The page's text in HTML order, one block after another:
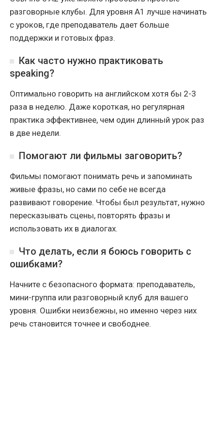
разговорные клубы. Для уровня A1 лучше начинать
с уроков, где преподаватель дает больше
поддержки и готовых фраз.
Как часто нужно практиковать
speaking?
Оптимально говорить на английском хотя бы 2-3
раза в неделю. Даже короткая, но регулярная
практика эффективнее, чем один длинный урок раз
в две недели.
Помогают ли фильмы заговорить?
Фильмы помогают понимать речь и запоминать
живые фразы, но сами по себе не всегда
развивают говорение. Чтобы был результат, нужно
пересказывать сцены, повторять фразы и
использовать их в диалогах.
Что делать, если я боюсь говорить с
ошибками?
Начните с безопасного формата: преподаватель,
мини-группа или разговорный клуб для вашего
уровня. Ошибки неизбежны, но именно через них
речь становится точнее и свободнее.